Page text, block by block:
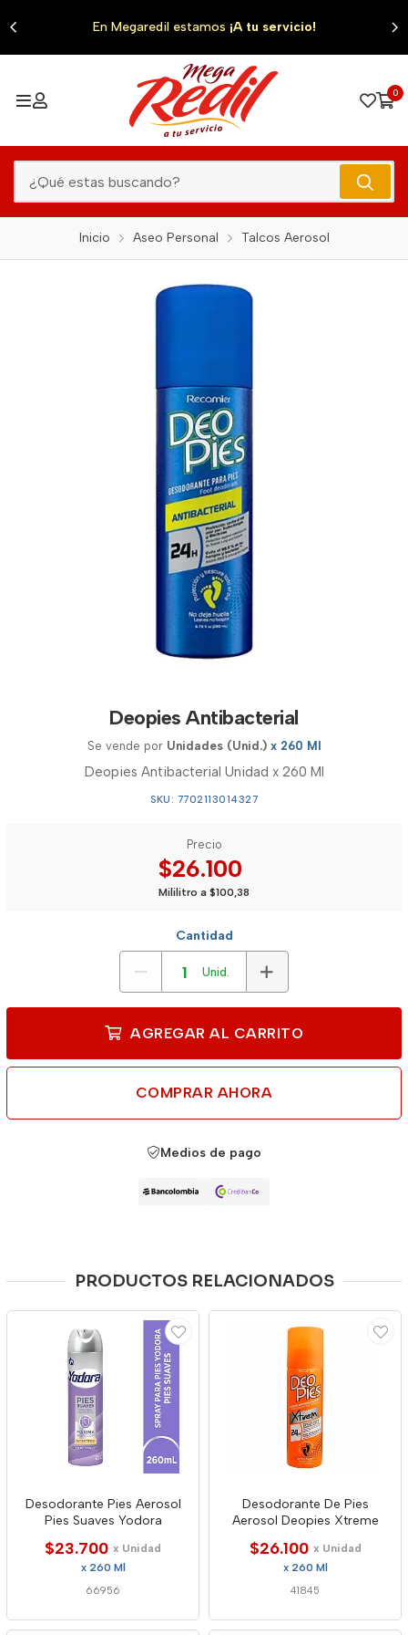
En Megaredil estamos ¡A tu servicio!
0
Inicio Aseo Personal Talcos Aerosol
Deopies Antibacterial
Se vende por Unidades (Unid.) x 260 Ml
Deopies Antibacterial Unidad x 260 Ml
SKU: 7702113014327
Precio
$26.100
Mililitro a $100,38
Cantidad
Unid.
AGREGAR AL CARRITO
COMPRAR AHORA
Medios de pago
PRODUCTOS RELACIONADOS
Desodorante Pies Aerosol
Pies Suaves Yodora
$23.700 x Unidad
x 260 Ml
66956
Desodorante De Pies
Aerosol Deopies Xtreme
$26.100 x Unidad
x 260 Ml
41845